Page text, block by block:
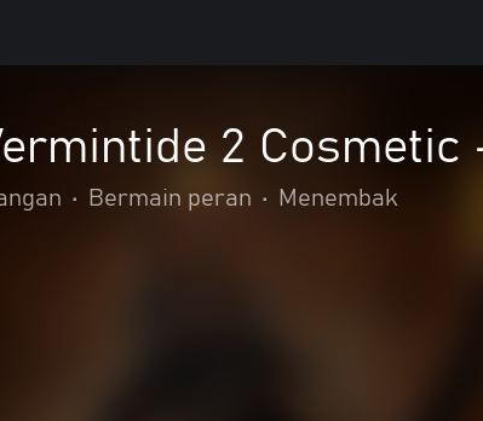
2
• Bermain peran • Menembak